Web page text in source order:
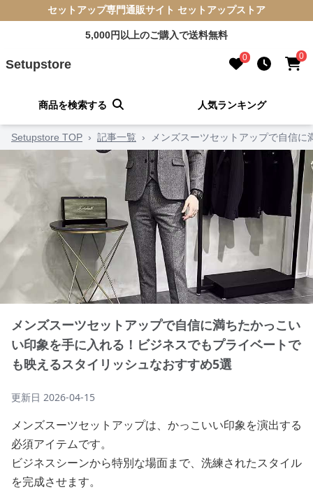
セットアップ専門通販サイト セットアップストア
5,000円以上のご購入で送料無料
Setupstore 0 0
商品を検索する 人気ランキング
Setupstore TOP › 記事一覧 › メンズスーツセットアップで自信
メンズスーツセットアップで自信に満ちたかっこい
い印象を手に入れる！ビジネスでもプライベートで
も映えるスタイリッシュなおすすめ5選
更新日 2026-04-15
メンズスーツセットアップは、かっこいい印象を演出する
必須アイテムです。
ビジネスシーンから特別な場面まで、洗練されたスタイル
を完成させます。